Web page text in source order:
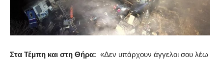
Στα Τέμπη και στη Θήρα: «Δεν υπάρχουν άγγελοι σου λέω